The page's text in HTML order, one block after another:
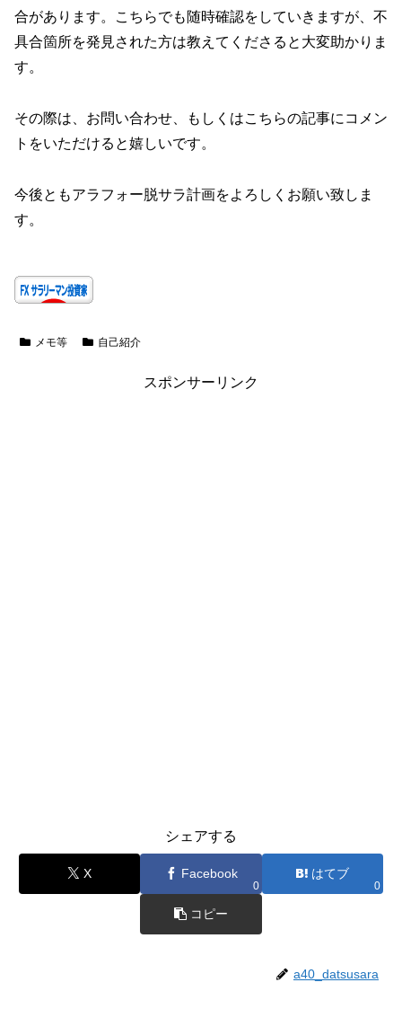
合があります。こちらでも随時確認をしていきますが、不
具合箇所を発見された方は教えてくださると大変助かりま
す。
その際は、お問い合わせ、もしくはこちらの記事にコメン
トをいただけると嬉しいです。
今後ともアラフォー脱サラ計画をよろしくお願い致しま
す。
メモ等 自己紹介
スポンサーリンク
シェアする
X Facebook
0
はてブ
0
コピー
a40_datsusara